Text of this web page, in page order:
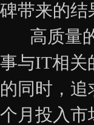
碑带来的结
高质量的
事与IT相关
的同时，
个月投入市